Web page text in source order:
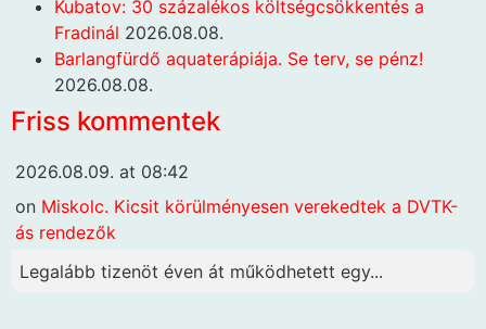
Kubatov: 30 százalékos költségcsökkentés a
Fradinál 2026.08.08.
Barlangfürdő aquaterápiája. Se terv, se pénz!
2026.08.08.
Friss kommentek
2026.08.09. at 08:42
on Miskolc. Kicsit körülményesen verekedtek a DVTK-
ás rendezők
Legalább tizenöt éven át működhetett egy...